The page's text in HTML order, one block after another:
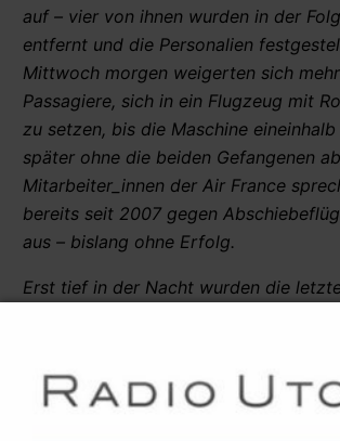
auf – vier von ihnen wurden in der
entfernt und die Personalien
Mittwoch morgen weigerten sich
Passagiere, sich in ein Flugzeug mit
zu setzen, bis die Maschine eineinhalb
später ohne die beiden Gefangenen
Mitarbeiter_innen der Air France
bereits seit 2007 gegen
aus – bislang ohne Erfolg.
Erst tief in der Nacht wurden die
Zwar dürfte der couragierte Einsatz
Abschiebungen im Flugzeug für die